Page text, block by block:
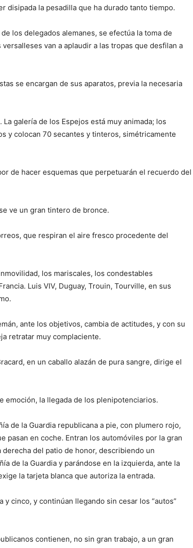
disipada la pesadilla que ha durado tanto tiempo.
los delegados alemanes, se efectúa la toma de
van a aplaudir a las tropas que desfilan a
se encargan de sus aparatos, previa la necesaria
galería de los Espejos está muy animada; los
y colocan 70 secantes y tinteros, simétricamente
de hacer esquemas que perpetuarán el recuerdo del
ve un gran tintero de bronce.
que respiran el aire fresco procedente del
los mariscales, los condestables
Luis VIV, Duguay, Trouin, Tourville, en sus
ante los objetivos, cambia de actitudes, y con su
retratar muy complaciente.
en un caballo alazán de pura sangre, dirige el
emoción, la llegada de los plenipotenciarios.
de la Guardia republicana a pie, con plumero rojo,
pasan en coche. Entran los automóviles por la gran
del patio de honor, describiendo un
de la Guardia y parándose en la izquierda, ante la
la tarjeta blanca que autoriza la entrada.
cinco, y continúan llegando sin cesar los “autos”
contienen, no sin gran trabajo, a un gran